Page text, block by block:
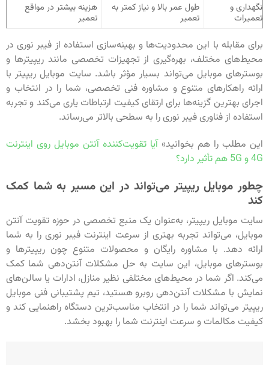
نگهداری و
تعمیرات
طول عمر بالا و نیاز کمتر به
تعمیر
هزینه بیشتر در مواقع
تعمیر
برای مقابله با این محدودیت‌ها و بهینه‌سازی استفاده از فیبر نوری در
محیط‌های مختلف، بهره‌گیری از تجهیزات تخصصی مانند ریپیترها و
بوسترهای موبایل می‌تواند بسیار مؤثر باشد. سایت موبایل ریپیتر با
ارائه راهکارهای متنوع و مشاوره فنی تخصصی، شما را در انتخاب و
اجرای بهترین گزینه‌ها برای ارتقای کیفیت ارتباطات یاری می‌کند و تجربه
استفاده از فناوری فیبر نوری را به سطحی بالاتر می‌رساند.
این مطلب را هم بخوانید»آیا تقویت‌کننده آنتن موبایل روی اینترنت
4G و 5G هم تأثیر دارد؟
چطور موبایل ریپیتر می‌تواند در این مسیر به شما کمک
کند
سایت موبایل ریپیتر، به‌عنوان یک منبع تخصصی در حوزه تقویت آنتن
موبایل، می‌تواند تجربه بهتری از سرعت اینترنت فیبر نوری را به شما
ارائه دهد. با مشاوره رایگان و محصولات متنوع چون ریپیترها و
بوسترهای موبایل، این سایت به حل مشکلات آنتن‌دهی شما کمک
می‌کند. اگر شما در محیط‌های مختلفی نظیر منازل، ادارات یا سالن‌های
نمایش با مشکلات آنتن‌دهی روبرو هستید، تیم پشتیبانی فنی موبایل
ریپیتر می‌تواند شما را در انتخاب مناسب‌ترین دستگاه راهنمایی کند و
کیفیت مکالمات و سرعت اینترنت شما را بهبود بخشد.